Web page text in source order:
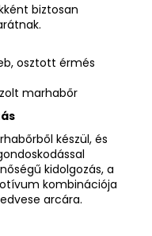
biztosan
osztott érmés
marhabőr
készül, és
kidolgozás, a
kombinációja
arcára.